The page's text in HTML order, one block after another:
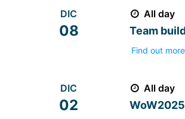
DIC
08
All day
Team
Find out more
DIC
02
All day
WoW2025